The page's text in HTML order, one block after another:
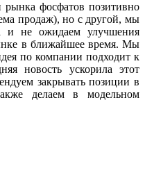
фосфатов позитивно
продаж), но с другой, мы
и не ожидаем улучшения
в ближайшее время. Мы
по компании подходит к
новость ускорила этот
закрывать позиции в
делаем в модельном